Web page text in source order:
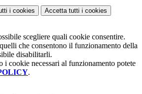
i cookies Accetta tutti i cookies
scegliere quali cookie consentire.
che consentono il funzionamento della
disabilitarli.
i cookie necessari al funzionamento potete
.